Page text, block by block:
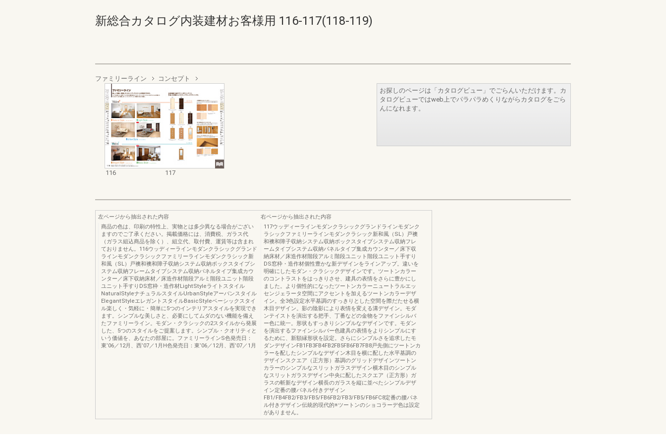
新総合カタログ内装建材お客様用 116-117(118-119)
ファミリーライン コンセプト
116 117
お探しのページは「カタログビュー」でごらんいただけます。カ
タログビューではweb上でパラパラめくりながらカタログをごら
んになれます。
左ページから抽出された内容
商品の色は、印刷の特性上、実物とは多少異なる場合がござい
ますのでご了承ください。掲載価格には、消費税、ガラス代
（ガラス組込商品を除く）、組立代、取付費、運賃等は含まれ
ておりません。116ウッディーラインモダンクラシックグランド
ラインモダンクラシックファミリーラインモダンクラシック新
和風（SL）戸襖和襖和障子収納システム収納ボックスタイプシ
ステム収納フレームタイプシステム収納パネルタイプ集成カウ
ンター／床下収納床材／床造作材階段アルミ階段ユニット階段
ユニット手すりDS窓枠・造作材LightStyleライトスタイル
NaturalStyleナチュラルスタイルUrbanStyleアーバンスタイル
ElegantStyleエレガントスタイルBasicStyleベーシックスタイ
ル楽しく・気軽に・簡単に5つのインテリアスタイルを実現でき
ます。シンプルな美しさと、必要にしてムダのない機能を備え
たファミリーライン。モダン・クラシックの2スタイルから発展
した、5つのスタイルをご提案します。シンプル・クオリティと
いう価値を、あなたの部屋に。ファミリーラインS色発売日：
東’06／12月、西’07／1月H色発売日：東’06／12月、西’07／1月
右ページから抽出された内容
117ウッディーラインモダンクラシックグランドラインモダンク
ラシックファミリーラインモダンクラシック新和風（SL）戸襖
和襖和障子収納システム収納ボックスタイプシステム収納フレ
ームタイプシステム収納パネルタイプ集成カウンター／床下収
納床材／床造作材階段アルミ階段ユニット階段ユニット手すり
DS窓枠・造作材個性豊かな新デザインをラインアップ。違いを
明確にしたモダン・クラシックデザインです。ツートンカラー
のコントラストをはっきりさせ、建具の表情をさらに豊かにし
ました。より個性的になったツートンカラーニュートラルエッ
センジェラータ空間にアクセントを加えるツートンカラーデザ
イン。全3色設定水平基調のすっきりとした空間を際だたせる横
木目デザイン。影の陰影により表情を変える溝デザイン。モダ
ンテイストを演出する把手、丁番などの金物をファインシルバ
ー色に統一。形状もすっきりシンプルなデザインです。モダン
を演出するファインシルバー色建具の表情をよりシンプルにす
るために、新額縁形状を設定。さらにシンプルさを追求したモ
ダンデザインFB1FB3FB4FB2FB5FB6FB7FB8戸先側にツートンカ
ラーを配したシンプルなデザイン木目を横に配した水平基調の
デザインスクエア（正方形）基調のグリッドデザインツートン
カラーのシンプルなスリットガラスデザイン横木目のシンプル
なスリットガラスデザイン中央に配したスクエア（正方形）ガ
ラスの斬新なデザイン横長のガラスを縦に並べたシンプルデザ
イン定番の腰パネル付きデザイン
FB1/FB4FB2/FB3/FB5/FB6FB2/FB3/FB5/FB6FC8定番の腰パネ
ル付きデザイン伝統的現代的※ツートンのショコラーデ色は設定
がありません。